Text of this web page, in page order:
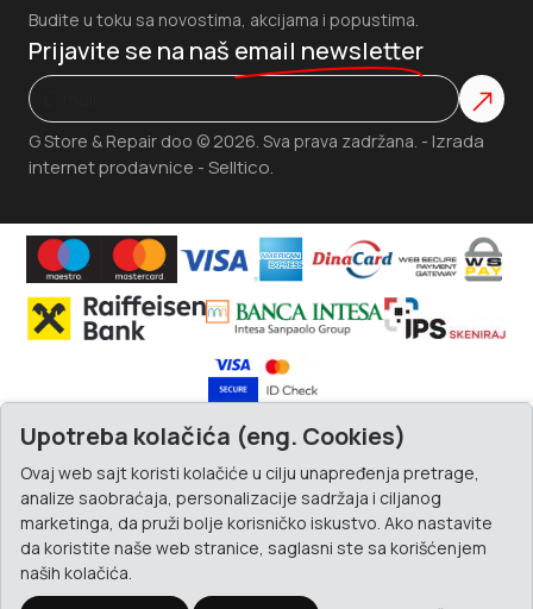
G Store & Repair doo © 2026. Sva prava zadržana. - Izrada
internet prodavnice - Selltico.
Budite u toku sa novostima, akcijama i popustima.
Prijavite se na naš email newsletter
Upotreba kolačića (eng. Cookies)
Ovaj web sajt koristi kolačiće u cilju unapređenja pretrage,
analize saobraćaja, personalizacije sadržaja i ciljanog
marketinga, da pruži bolje korisničko iskustvo. Ako nastavite
da koristite naše web stranice, saglasni ste sa korišćenjem
naših kolačića.